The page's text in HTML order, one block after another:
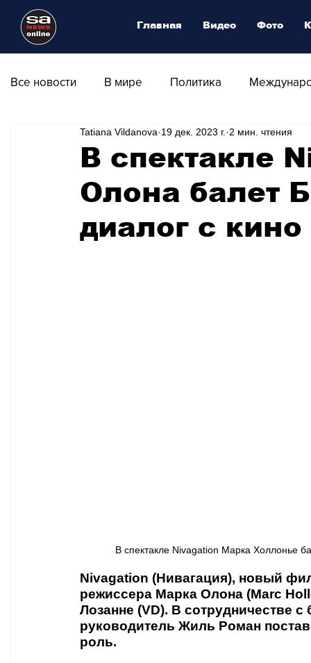
Все новости В мире Политика
Общество Армия Аналитика Наука и
Транспорт Культура Магия искусства
В спектакле
Олона балет
диалог с кино
Tatiana Vildanova 19 дек. 2023 г. 2 мин. чтения
В спектакле Nivagation Марка Холлонье
Nivagation (Нивагация), новый
режиссера Марка Олона (Marc
Лозанне (VD). В сотрудничестве
руководитель Жиль Роман
роль.
Главная Видео Фото